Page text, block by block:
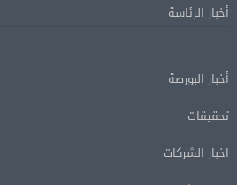
أخبار الرئاسة
أخبار البورصة
تحقيقات
اخبار الشركات